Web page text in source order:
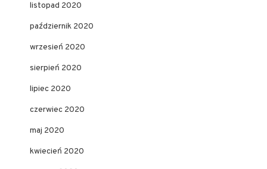
listopad 2020
październik 2020
wrzesień 2020
sierpień 2020
lipiec 2020
czerwiec 2020
maj 2020
kwiecień 2020